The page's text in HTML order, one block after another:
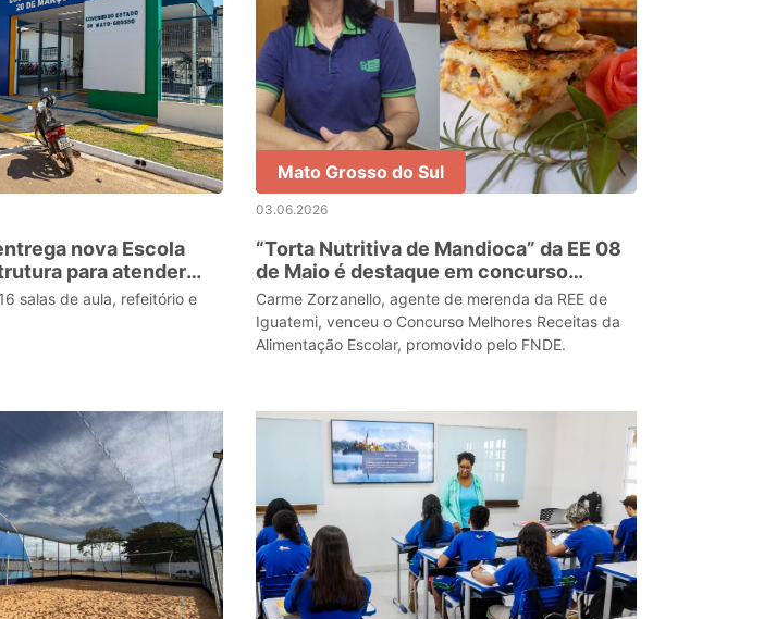
nova Escola
para atender
salas de aula, refeitório e
Mato Grosso do Sul
03.06.2026
“Torta Nutritiva de Mandioca” da EE 08
de Maio é destaque em concurso
nacional de alimentação escolar
Carme Zorzanello, agente de merenda da REE de
Iguatemi, venceu o Concurso Melhores Receitas da
Alimentação Escolar, promovido pelo FNDE.